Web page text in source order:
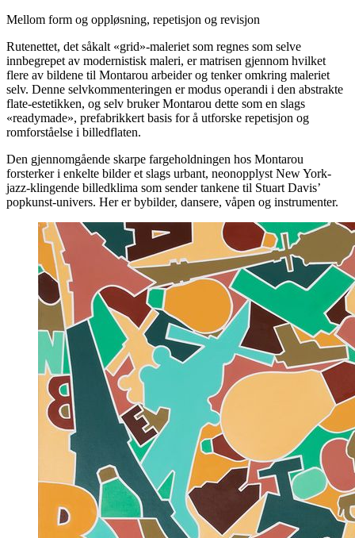
Mellom form og oppløsning, repetisjon og revisjon
Rutenettet, det såkalt «grid»-maleriet som regnes som selve
innbegrepet av modernistisk maleri, er matrisen gjennom hvilket
flere av bildene til Montarou arbeider og tenker omkring maleriet
selv. Denne selvkommenteringen er modus operandi i den abstrakte
flate-estetikken, og selv bruker Montarou dette som en slags
«readymade», prefabrikkert basis for å utforske repetisjon og
romforståelse i billedflaten.
Den gjennomgående skarpe fargeholdningen hos Montarou
forsterker i enkelte bilder et slags urbant, neonopplyst New York-
jazz-klingende billedklima som sender tankene til Stuart Davis’
popkunst-univers. Her er bybilder, dansere, våpen og instrumenter.